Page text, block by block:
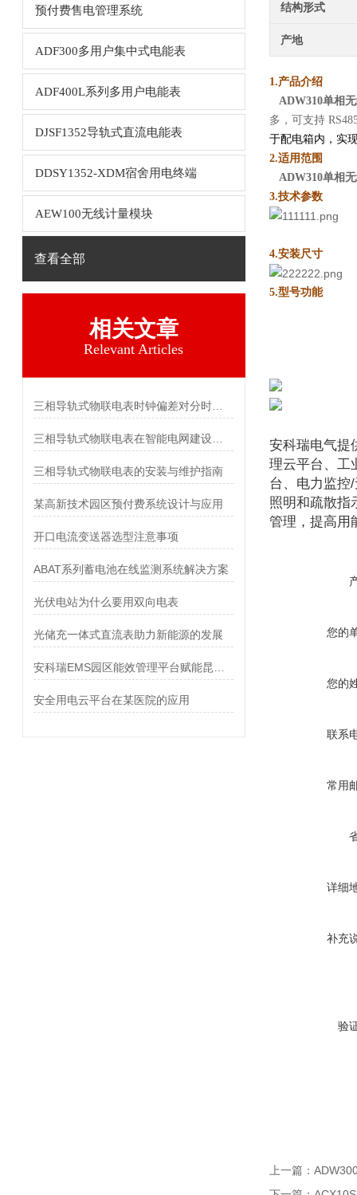
预付费售电管理系统
ADF300多用户集中式电能表
ADF400L系列多用户电能表
DJSF1352导轨式直流电能表
DDSY1352-XDM宿舍用电终端
AEW100无线计量模块
查看全部
相关文章
Relevant Articles
三相导轨式物联电表的安装与维护指南
某高新技术园区预付费系统设计与应用
开口电流变送器选型注意事项
ABAT系列蓄电池在线监测系统解决方案
光伏电站为什么要用双向电表
光储充一体式直流表助力新能源的发展
安全用电云平台在某医院的应用
结构形式
产地
1.产品介绍
ADW310单相
多，可支持
于配电箱内，实
2.适用范围
ADW310单相
3.技术参数
4.安装尺寸
5.型号功能
安科瑞电气提
理云平台、工
台、电力监控
照明和疏散指
管理，提高用
您的
您的
联系
常用
详细
补充
验
上一篇：